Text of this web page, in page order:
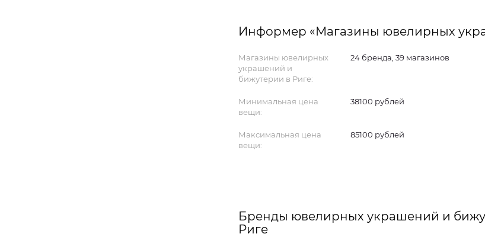
Информер «Магазины ювелирных
Магазины ювелирных
украшений и
бижутерии в Риге:
24 бренда, 39 магазинов
Минимальная цена
вещи:
38100 рублей
Максимальная цена
вещи:
85100 рублей
Бренды ювелирных украшений и
Риге